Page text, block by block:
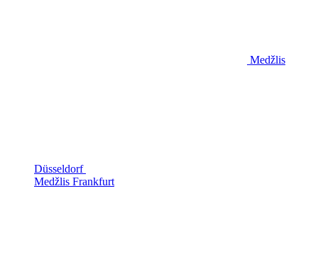
Medžlis
Düsseldorf
Medžlis Frankfurt